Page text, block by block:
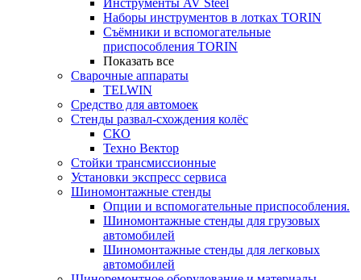
Инструменты AV Steel
Наборы инструментов в лотках TORIN
Съёмники и вспомогательные
приспособления TORIN
Показать все
Сварочные аппараты
TELWIN
Средство для автомоек
Стенды развал-схождения колёс
СКО
Техно Вектор
Стойки трансмиссионные
Установки экспресс сервиса
Шиномонтажные стенды
Опции и вспомогательные приспособления.
Шиномонтажные стенды для грузовых
автомобилей
Шиномонтажные стенды для легковых
автомобилей